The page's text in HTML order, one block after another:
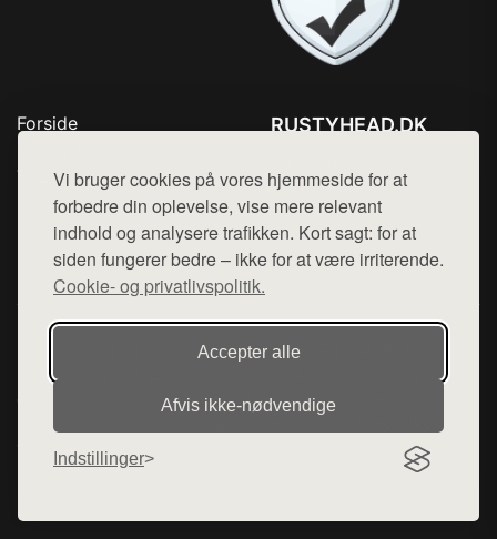
Vi bruger cookies på vores hjemmeside for at
forbedre din oplevelse, vise mere relevant
indhold og analysere trafikken. Kort sagt: for at
siden fungerer bedre – ikke for at være irriterende.
Cookie- og privatlivspolitik.
Accepter alle
Afvis ikke‑nødvendige
Indstillinger
Forside
Top Rabatter
Kontakt
RUSTYHEAD.DK
Mail: hej@want.dk
Cookie- og privatlivspolitik
Denne side er en del af want.dk, der udgiver en række
hjemmesider med præsentation af forskellige produkter fra
diverse webshops. Der sælges ikke varer fra denne side - vi
varerne på lager.